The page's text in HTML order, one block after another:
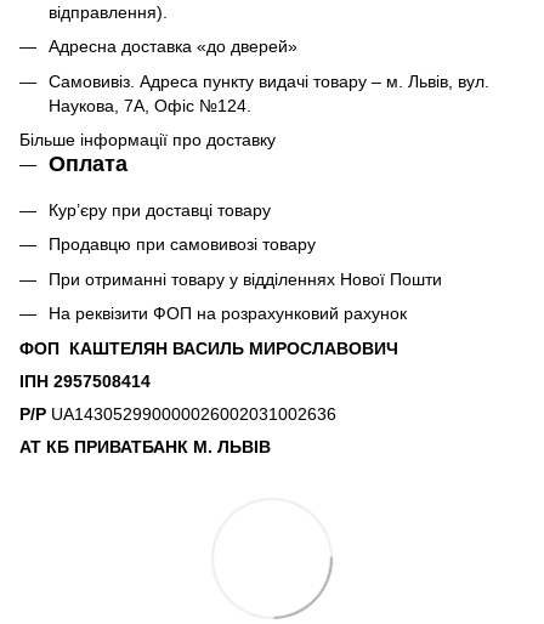
відправлення).
Адресна доставка «до дверей»
Самовивіз. Адреса пункту видачі товару – м. Львів, вул.
Наукова, 7А, Офіс №124.
Більше інформації про доставку
Оплата
Кур’єру при доставці товару
Продавцю при самовивозі товару
При отриманні товару у відділеннях Нової Пошти
На реквізити ФОП на розрахунковий рахунок
ФОП КАШТЕЛЯН ВАСИЛЬ МИРОСЛАВОВИЧ
ІПН 2957508414
Р/Р UA143052990000026002031002636
АТ КБ ПРИВАТБАНК М. ЛЬВІВ